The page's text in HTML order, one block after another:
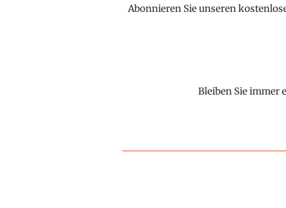
Abonnieren Sie unseren
Bleiben Sie immer